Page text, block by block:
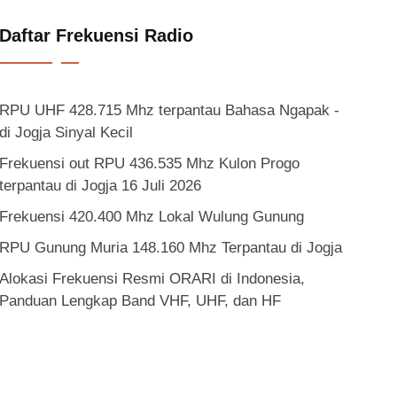
Daftar Frekuensi Radio
RPU UHF 428.715 Mhz terpantau Bahasa Ngapak -
di Jogja Sinyal Kecil
Frekuensi out RPU 436.535 Mhz Kulon Progo
terpantau di Jogja 16 Juli 2026
Frekuensi 420.400 Mhz Lokal Wulung Gunung
RPU Gunung Muria 148.160 Mhz Terpantau di Jogja
Alokasi Frekuensi Resmi ORARI di Indonesia,
Panduan Lengkap Band VHF, UHF, dan HF